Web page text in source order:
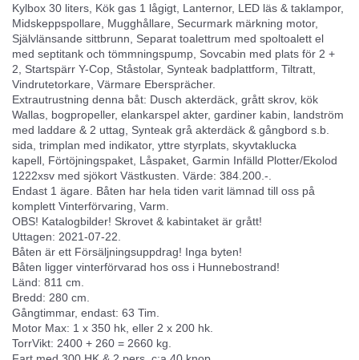
Kylbox 30 liters, Kök gas 1 lågigt, Lanternor, LED läs & taklampor,
Midskeppspollare, Mugghållare, Securmark märkning motor,
Självlänsande sittbrunn, Separat toalettrum med spoltoalett el
med septitank och tömmningspump, Sovcabin med plats för 2 +
2, Startspärr Y-Cop, Ståstolar, Synteak badplattform, Tiltratt,
Vindrutetorkare, Värmare Ebersprächer.
Extrautrustning denna båt: Dusch akterdäck, grått skrov, kök
Wallas, bogpropeller, elankarspel akter, gardiner kabin, landström
med laddare & 2 uttag, Synteak grå akterdäck & gångbord s.b.
sida, trimplan med indikator, yttre styrplats, skyvtaklucka
kapell, Förtöjningspaket, Låspaket, Garmin Infälld Plotter/Ekolod
1222xsv med sjökort Västkusten. Värde: 384.200.-.
Endast 1 ägare. Båten har hela tiden varit lämnad till oss på
komplett Vinterförvaring, Varm.
OBS! Katalogbilder! Skrovet & kabintaket är grått!
Uttagen: 2021-07-22.
Båten är ett Försäljningsuppdrag! Inga byten!
Båten ligger vinterförvarad hos oss i Hunnebostrand!
Länd: 811 cm.
Bredd: 280 cm.
Gångtimmar, endast: 63 Tim.
Motor Max: 1 x 350 hk, eller 2 x 200 hk.
TorrVikt: 2400 + 260 = 2660 kg.